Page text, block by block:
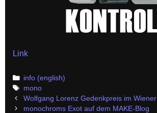
Link
Categories
info (english)
Tags
mono
Post
navigation
Wolfgang Lorenz Gedenkpreis im Wiener
monochroms Exot auf dem MAKE-Blog